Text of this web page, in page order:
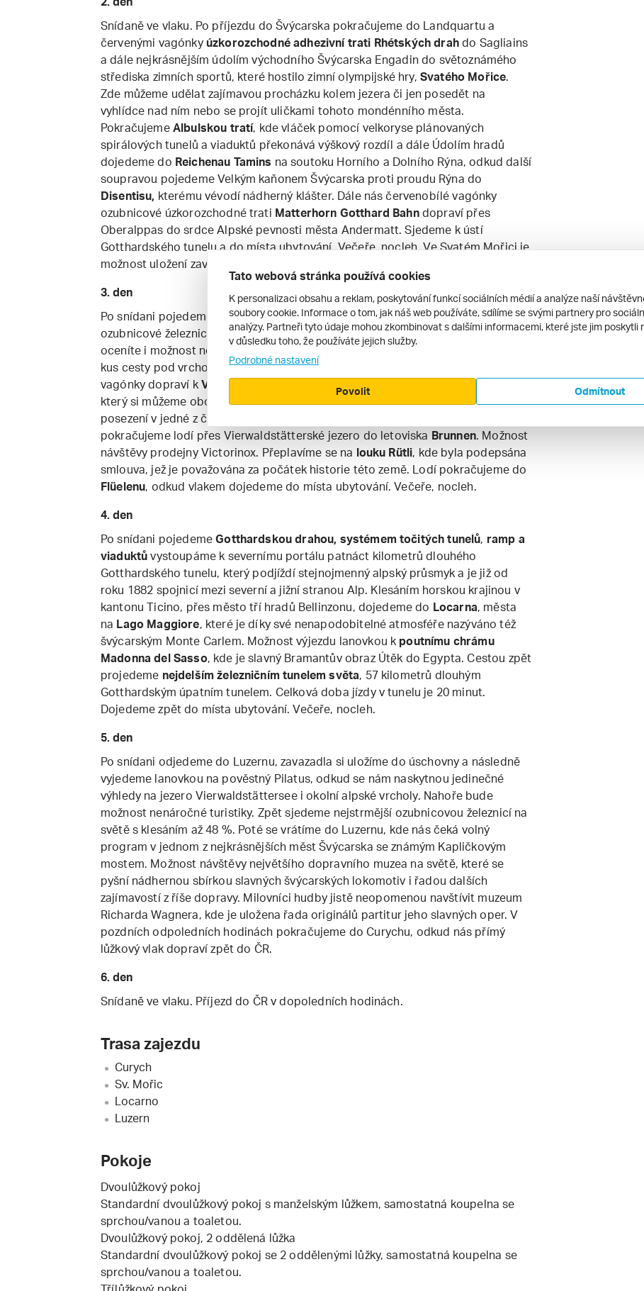
Snídaně ve vlaku. Po příjezdu do Švýcarska pokračujeme do Landquartu a
červenými vagónky úzkorozchodné adhezivní trati Rhétských drahdo Sagliains
a dále nejkrásnějším údolím východního Švýcarska Engadin do světoznámého
střediska zimních sportů, které hostilo zimní olympijské hry, Svatého Mořice.
Zde můžeme udělat zajímavou procházku kolem jezera či jen posedět na
vyhlídce nad ním nebo se projít uličkami tohoto mondénního města.
Pokračujeme Albulskou tratí, kde vláček pomocí velkoryse plánovaných
spirálových tunelů a viaduktů překonává výškový rozdíl a dále Údolím hradů
dojedeme do Reichenau Tamins na soutoku Horního a Dolního Rýna, odkud další
soupravou pojedeme Velkým kaňonem Švýcarska proti proudu Rýna do
Disentisu, kterému vévodí nádherný klášter. Dále nás červenobílé vagónky
ozubnicové úzkorozchodné trati Matterhorn Gotthard Bahndopraví přes
Oberalppas do srdce Alpské pevnosti města Andermatt. Sjedeme k ústí
Gotthardského tunelu a do místa ubytování. Večeře, nocleh. Ve Svatém Mořici je
možnost uložení zavazadel za poplatek cca. 10 CHF, který není v ceně zájezdu.
3. den
Po snídani pojedeme doArth-Goldau , odkud nás modrobílé vagónky
ozubnicové železnice vyvezou navrchol Rigi. Kromě nádherných vyhlídek jistě
oceníte i možnost nenáročné turistiky na náhorní planině, či návštěvu sýrárny
kus cesty pod vrcholem. Druhá větev této železnice nás svými červenými
vagónky dopraví k Vierwaldstätterskému jezeru do Vitznau
. Po krátkém pobytu,
který si můžeme obohatit nedlouhou vycházkou po jezerní promenádě či
posezení v jedné z četných kavárniček nabízejících typické švýcarské speciality,
pokračujeme lodí přes Vierwaldstätterské jezero do letoviska Brunnen. Možnost
návštěvy prodejny Victorinox. Přeplavíme se na louku Rütli, kde byla podepsána
smlouva, jež je považována za počátek historie této země. Lodí pokračujeme do
Flüelenu, odkud vlakem dojedeme do místa ubytování. Večeře, nocleh.
4. den
Po snídani pojedemeGotthardskou drahou, systémem točitých tunelů, ramp a
viaduktů vystoupáme k severnímu portálu patnáct kilometrů dlouhého
Gotthardského tunelu, který podjíždí stejnojmenný alpský průsmyk a je již od
roku 1882 spojnicí mezi severní a jižní stranou Alp. Klesáním horskou krajinou v
kantonu Ticino, přes město tří hradů Bellinzonu, dojedeme do Locarna, města
na Lago Maggiore, které je díky své nenapodobitelné atmosféře nazýváno též
švýcarským Monte Carlem. Možnost výjezdu lanovkou k poutnímu chrámu
Madonna del Sasso, kde je slavný Bramantův obraz Útěk do Egypta. Cestou zpět
projedeme nejdelším železničním tunelem světa, 57 kilometrů dlouhým
Gotthardským úpatním tunelem. Celková doba jízdy v tunelu je 20 minut.
Dojedeme zpět do místa ubytování. Večeře, nocleh.
5. den
Po snídani odjedeme do Luzernu, zavazadla si uložíme do úschovny a následně
vyjedeme lanovkou na pověstný Pilatus, odkud se nám naskytnou jedinečné
výhledy na jezero Vierwaldstättersee i okolní alpské vrcholy. Nahoře bude
možnost nenáročné turistiky. Zpět sjedeme nejstrmější ozubnicovou železnicí na
světě s klesáním až 48 %. Poté se vrátíme do Luzernu, kde nás čeká volný
program v jednom z nejkrásnějších měst Švýcarska se známým Kapličkovým
mostem. Možnost návštěvy největšího dopravního muzea na světě, které se
pyšní nádhernou sbírkou slavných švýcarských lokomotiv i řadou dalších
zajímavostí z říše dopravy. Milovníci hudby jistě neopomenou navštívit muzeum
Richarda Wagnera, kde je uložena řada originálů partitur jeho slavných oper. V
pozdních odpoledních hodinách pokračujeme do Curychu, odkud nás přímý
lůžkový vlak dopraví zpět do ČR.
6. den
Snídaně ve vlaku. Příjezd do ČR v dopoledních hodinách.
Trasa zajezdu
Curych
Sv. Mořic
Locarno
Luzern
Pokoje
Dvoulůžkový pokoj
Standardní dvoulůžkový pokoj s manželským lůžkem, samostatná koupelna se
sprchou/vanou a toaletou.
Dvoulůžkový pokoj, 2 oddělená lůžka
Standardní dvoulůžkový pokoj se 2 oddělenými lůžky, samostatná koupelna se
sprchou/vanou a toaletou.
Tato webová stránka používá cookies
K personalizaci obsahu a reklam, poskytování funkcí sociálních médií a analýze naší
soubory cookie. Informace o tom, jak náš web používáte, sdílíme se svými partnery pro
analýzy. Partneři tyto údaje mohou zkombinovat s dalšími informacemi, které jste jim poskytli
v důsledku toho, že používáte jejich služby.
Podrobné nastavení
Odmítnout
Povolit